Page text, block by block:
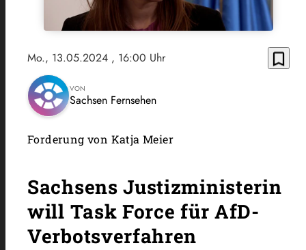
Mo., 13.05.2024 , 16:00 Uhr bookmark_border
VON
Sachsen Fernsehen
Forderung von Katja Meier
Sachsens Justizministerin
will Task Force für AfD-
Verbotsverfahren